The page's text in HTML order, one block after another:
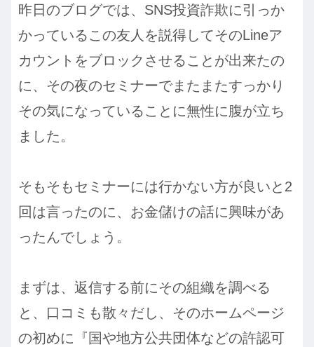
昨日のブログでは、SNS投資詐欺に引っか
かっているこの友人を説得してそのLineア
カウントをブロックさせることが出来たの
に、その夜のセミナーでまたまたすっかり
その気になっていることに無性に腹が立ち
ました。
そもそもセミナーには行かない方が良いと2
回は言ったのに、お金儲けの話に興味があ
ったんでしょう。
まずは、返信する前にその組織を調べる
と、口コミも散々だし、そのホームページ
の初めに『国や地方公共団体などの許認可